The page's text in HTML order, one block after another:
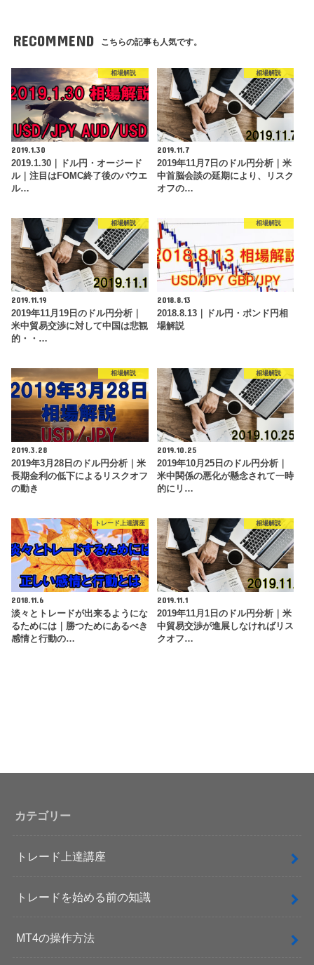
RECOMMEND こちらの記事も人気です。
相場解説
2019.1.30
2019.1.30｜ドル円・オージード
ル｜注目はFOMC終了後のパウエ
ル…
相場解説
2019.11.7
2019年11月7日のドル円分析｜米
中首脳会談の延期により、リスク
オフの…
相場解説
2019.11.19
2019年11月19日のドル円分析｜
米中貿易交渉に対して中国は悲観
的・・…
相場解説
2018.8.13
2018.8.13｜ドル円・ポンド円相
場解説
相場解説
2019.3.28
2019年3月28日のドル円分析｜米
長期金利の低下によるリスクオフ
の動き
相場解説
2019.10.25
2019年10月25日のドル円分析｜
米中関係の悪化が懸念されて一時
的にリ…
トレード上達講座
2018.11.6
淡々とトレードが出来るようにな
るためには｜勝つためにあるべき
感情と行動の…
相場解説
2019.11.1
2019年11月1日のドル円分析｜米
中貿易交渉が進展しなければリス
クオフ…
カテゴリー
トレード上達講座
トレードを始める前の知識
MT4の操作方法